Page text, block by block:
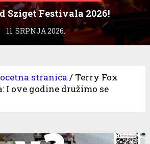
Sziget Festivala 2026!
11. SRPNJA 2026.
stranica / Terry Fox
I ove godine družimo se